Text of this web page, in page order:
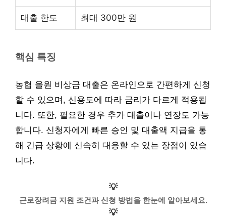
대출 한도 최대 300만 원
핵심 특징
농협 올원 비상금 대출은 온라인으로 간편하게 신청
할 수 있으며, 신용도에 따라 금리가 다르게 적용됩
니다. 또한, 필요한 경우 추가 대출이나 연장도 가능
합니다. 신청자에게 빠른 승인 및 대출액 지급을 통
해 긴급 상황에 신속히 대응할 수 있는 장점이 있습
니다.
💡
근로장려금 지원 조건과 신청 방법을 한눈에 알아보세요.
💡